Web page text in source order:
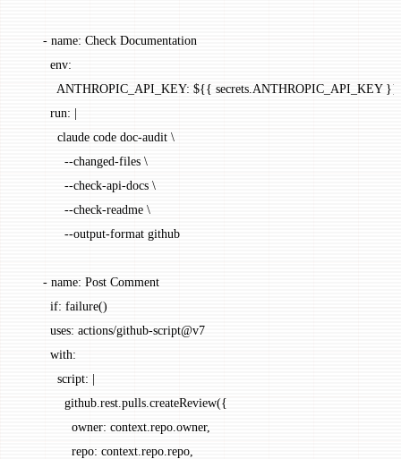
      -
name: Check Documentation
        env
:
          ANTHROPIC_API_KEY
: ${{ secrets.ANTHROPIC_API_KEY }}
        run
: |
          claude code doc-audit \
            --changed-files \
            --check-api-docs \
            --check-readme \
            --output-format github
      -
name: Post Comment
        if
: failure()
        uses
: actions/github-script@v7
        with
:
          script
: |
            github.rest.pulls.createReview({
              owner: context.repo.owner,
              repo: context.repo.repo,